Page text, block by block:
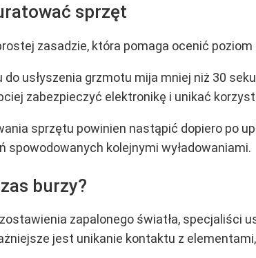
sprzęt
zasadzie, która pomaga ocenić poziom
usłyszenia grzmotu mija mniej niż 30
zabezpieczyć elektronikę i unikać
sprzętu powinien nastąpić dopiero po
spowodowanych kolejnymi wyładowaniami.
burzy?
zapalonego światła, specjaliści
jest unikanie kontaktu z